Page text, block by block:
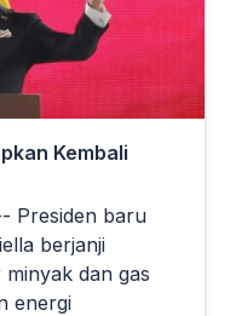
Kembali
Presiden baru
berjanji
dan gas
energi